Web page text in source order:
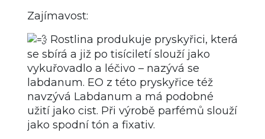
Zajímavost:
Rostlina produkuje pryskyřici, která
se sbírá a již po tisíciletí slouží jako
vykuřovadlo a léčivo – nazývá se
labdanum. EO z této pryskyřice též
navzývá Labdanum a má podobné
užití jako cist. Při výrobě parfémů slouží
jako spodní tón a fixativ.